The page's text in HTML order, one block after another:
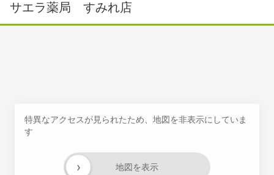
サエラ薬局 すみれ店
特異なアクセスが見られたため、地図を非表示にしていま
す
地図を表示
›